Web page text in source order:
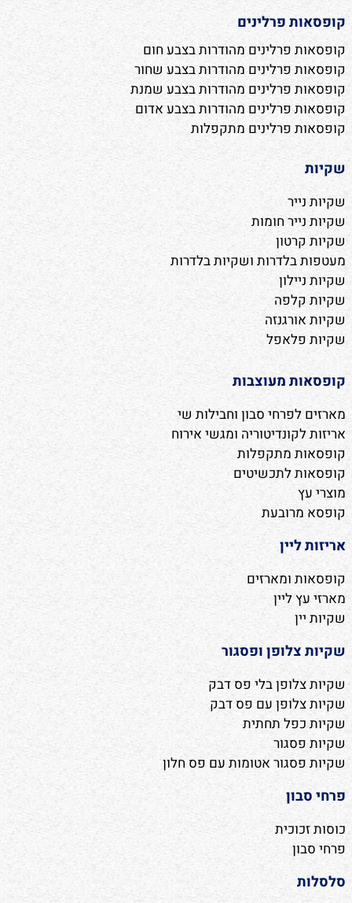
קופסאות פרלינים
קופסאות פרלינים מהודרות בצבע חום
קופסאות פרלינים מהודרות בצבע שחור
קופסאות פרלינים מהודרות בצבע שמנת
קופסאות פרלינים מהודרות בצבע אדום
קופסאות פרלינים מתקפלות
שקיות
שקיות נייר
שקיות נייר חומות
שקיות קרטון
מעטפות בלדרות ושקיות בלדרות
שקיות ניילון
שקיות קלפה
שקיות אורגנזה
שקיות פלאפל
קופסאות מעוצבות
מארזים לפרחי סבון וחבילות שי
אריזות לקונדיטוריה ומגשי אירוח
קופסאות מתקפלות
קופסאות לתכשיטים
מוצרי עץ
קופסא מרובעת
אריזות ליין
קופסאות ומארזים
מארזי עץ ליין
שקיות יין
שקיות צלופן ופסגור
שקיות צלופן בלי פס דבק
שקיות צלופן עם פס דבק
שקיות כפל תחתית
שקיות פסגור
שקיות פסגור אטומות עם פס חלון
פרחי סבון
כוסות זכוכית
פרחי סבון
סלסלות